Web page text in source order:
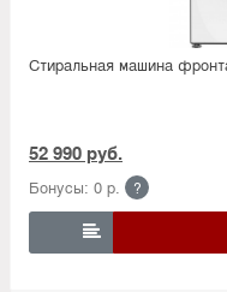
Стиральная машина
52 990 руб.
Бонусы: 0 р. ?
